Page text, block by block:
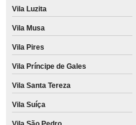
Vila Luzita
Vila Musa
Vila Pires
Vila Príncipe de Gales
Vila Santa Tereza
Vila Suíça